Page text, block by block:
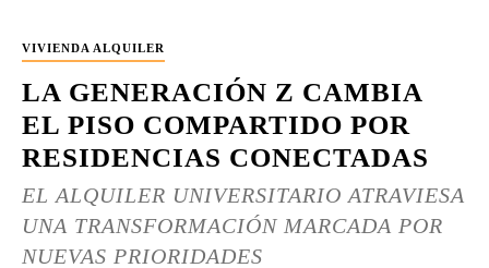
VIVIENDA ALQUILER
LA GENERACIÓN Z CAMBIA
EL PISO COMPARTIDO POR
RESIDENCIAS CONECTADAS
EL ALQUILER UNIVERSITARIO ATRAVIESA
UNA TRANSFORMACIÓN MARCADA POR
NUEVAS PRIORIDADES